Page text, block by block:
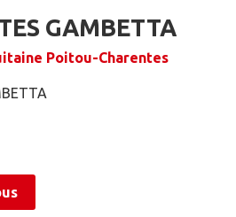
GAMBETTA
Poitou-Charentes